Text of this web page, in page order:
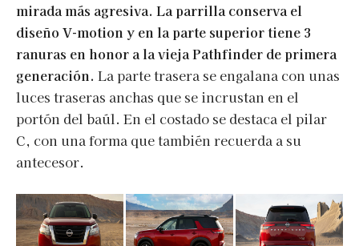
mirada más agresiva. La parrilla conserva el
diseño V-motion y en la parte superior tiene 3
ranuras en honor a la vieja Pathfinder de primera
generación. La parte trasera se engalana con unas
luces traseras anchas que se incrustan en el
portón del baúl. En el costado se destaca el pilar
C, con una forma que también recuerda a su
antecesor.